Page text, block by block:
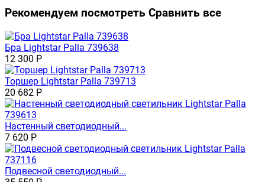
Рекомендуем посмотреть Сравнить все
Бра Lightstar Palla 739638
12 300 Р
Торшер Lightstar Palla 739713
20 682 Р
Настенный светодиодный...
7 620 Р
Подвесной светодиодный...